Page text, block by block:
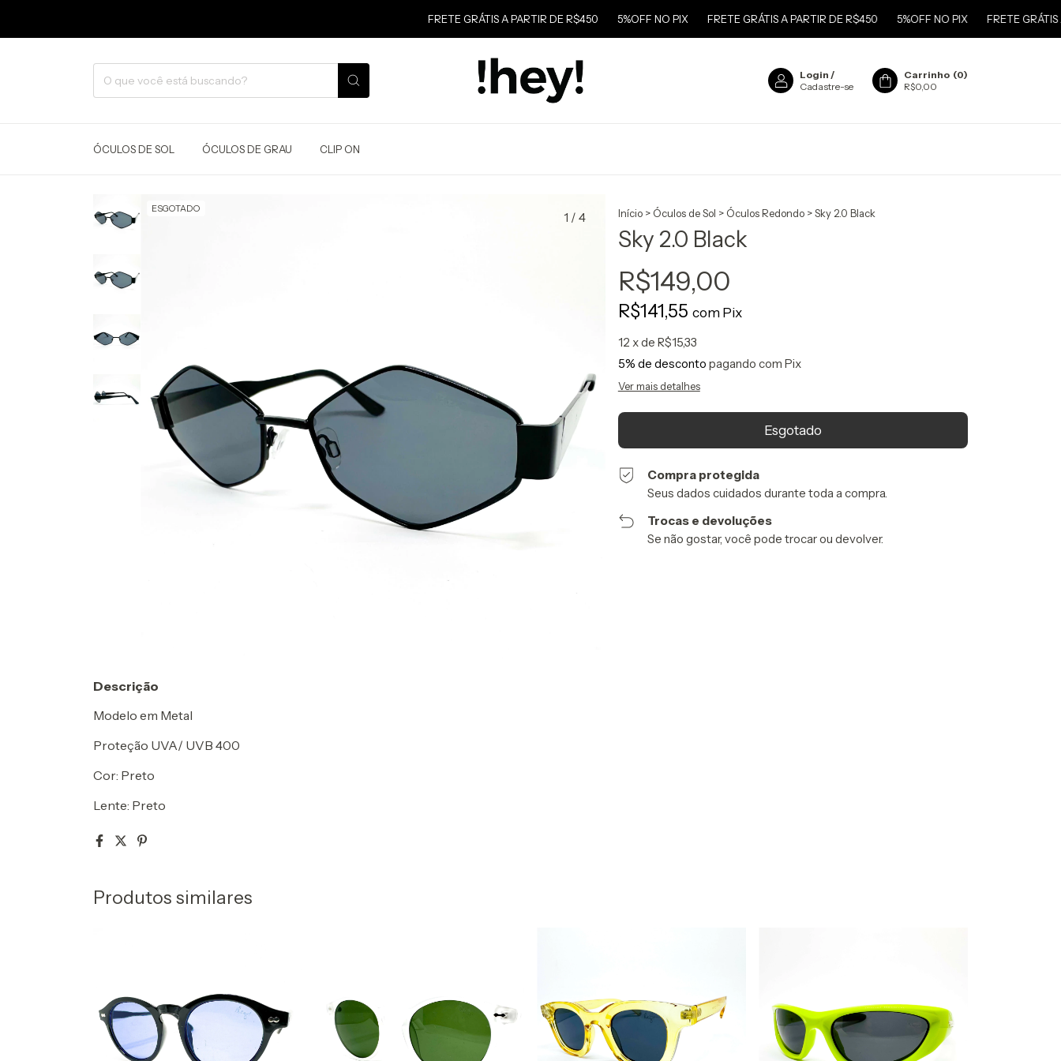
FRETE GRÁTIS A PARTIR DE R$450 5%OFF NO PIX FRETE GRÁTIS A PARTIR DE R$450 5%OFF NO PIX FRETE GRÁTIS A
Login /
Cadastre-se
Carrinho (0)
R$0,00
ÓCULOS DE SOL ÓCULOS DE GRAU CLIP ON
ESGOTADO
1 / 4 Início > Óculos de Sol > Óculos Redondo > Sky 2.0 Black
Sky 2.0 Black
R$149,00
R$141,55 com Pix
12 x de R$15,33
5% de desconto pagando com Pix
Ver mais detalhes
Compra protegida
Seus dados cuidados durante toda a compra.
Trocas e devoluções
Se não gostar, você pode trocar ou devolver.
Descrição
Modelo em Metal
Proteção UVA/ UVB 400
Cor: Preto
Lente: Preto
Produtos similares